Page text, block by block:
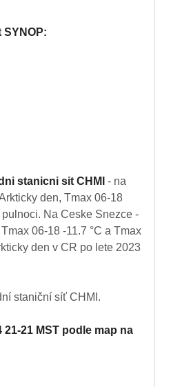
SYNOP:
stanicni sit CHMI - na
den, Tmax 06-18
Na Ceske Snezce -
06-18 -11.7 °C a Tmax
den v CR po lete 2023
staniční síť CHMI.
21 MST podle map na